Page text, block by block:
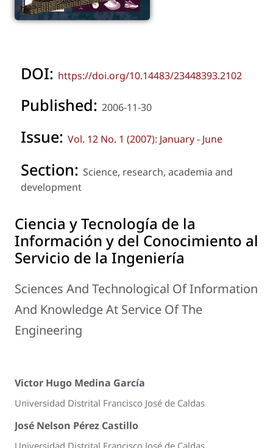
DOI: https://doi.org/10.14483/23448393.2102
Published: 2006-11-30
Issue: Vol. 12 No. 1 (2007): January - June
Section: Science, research, academia and
development
Ciencia y Tecnología de la
Información y del Conocimiento al
Servicio de la Ingeniería
Sciences And Technological Of Information
And Knowledge At Service Of The
Engineering
Victor Hugo Medina García
Universidad Distrital Francisco José de Caldas
José Nelson Pérez Castillo
Universidad Distrital Francisco José de Caldas